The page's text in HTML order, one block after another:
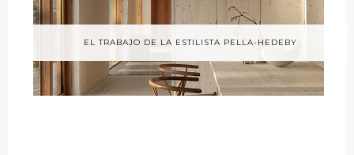
EL TRABAJO DE LA ESTILISTA PELLA-HEDEBY